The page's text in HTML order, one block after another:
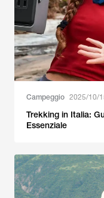
Campeggio 2025/10/
Trekking in Italia:
Essenziale